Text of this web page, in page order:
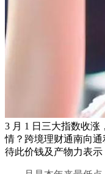
3 月 1 日三大指数收
情？跨境理财通南向
待此价钱及产物力表示